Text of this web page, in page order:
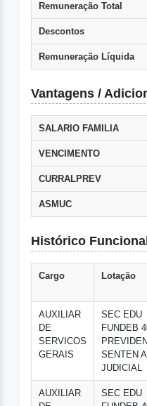
Remuneração Total
Descontos
Remuneração Líquida
Vantagens /
SALARIO FAMILIA
VENCIMENTO
CURRALPREV
ASMUC
Histórico Funcional
Cargo Lotação
AUXILIAR
DE
SERVICOS
GERAIS
SEC EDU
FUNDEB
SENTEN A
JUDICIAL
AUXILIAR
SEC EDU